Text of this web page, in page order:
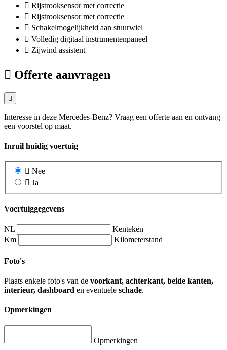
Rijstrooksensor met correctie
Rijstrooksensor met correctie
Schakelmogelijkheid aan stuurwiel
Volledig digitaal instrumentenpaneel
Zijwind assistent
Offerte aanvragen
Interesse in deze Mercedes-Benz? Vraag een offerte aan en ontvang
een voorstel op maat.
Inruil huidig voertuig
Nee
Ja
Voertuiggegevens
NL
Kenteken
Km
Kilometerstand
Foto's
Plaats enkele foto's van de voorkant, achterkant, beide kanten,
interieur, dashboard en eventuele schade.
Opmerkingen
Opmerkingen